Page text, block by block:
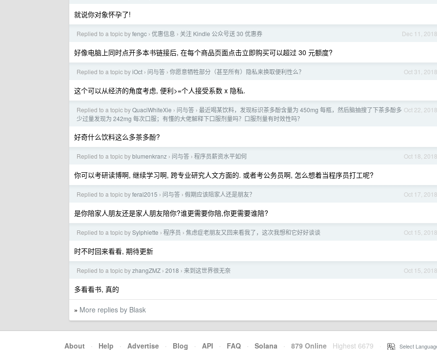
就说你对象怀孕了!
Dec 11, 2018
Replied to a topic byfengc › 优惠信息 › 关注 Kindle 公众号送 30 优惠券
好像电脑上同时点开多本书链接后, 在每个商品页面点击立即购买可以超过 30 元额度?
Oct 31, 2018
Replied to a topic byiOct › 问与答 › 你愿意牺牲部分（甚至所有）隐私来换取便利性么？
这个可以从经济的角度考虑, 便利>=个人接受系数 x 隐私.
Oct 22, 2018
Replied to a topic byQuaciWhiteXie › 问与答 › 最近喝某饮料，发现标识茶多酚含量为 450mg 每瓶，然后脑抽搜了下茶多酚多
少过量发现为 242mg 每次口服；有懂的大佬解释下口服剂量吗？口服剂量有时效性吗？
好奇什么饮料这么多茶多酚?
Oct 18, 2018
Replied to a topic byblumenkranz › 问与答 › 程序员薪资水平如何
你可以考研读博啊, 继续学习啊, 跨专业研究人文方面的. 或者考公务员啊, 怎么想着当程序员打工呢?
Oct 17, 2018
Replied to a topic byferal2015 › 问与答 › 假期应该陪家人还是朋友？
是你陪家人朋友还是家人朋友陪你?谁更需要你陪,你更需要谁陪?
Oct 15, 2018
Replied to a topic bySylphiette › 程序员 › 焦虑症老朋友又回来看我了，这次我想和它好好谈谈
时不时回来看看, 期待更新
Oct 15, 2018
Replied to a topic byzhangZMZ › 2018 › 来到这世界很无奈
多看看书, 真的
» More replies by Blask
About · Help · Advertise · Blog · API · FAQ · Solana · 879 Online Highest 6679 Select